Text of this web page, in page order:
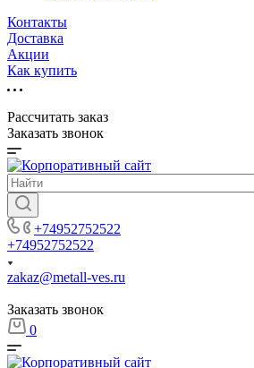
Контакты
Доставка
Акции
Как купить
Рассчитать заказ
Заказать звонок
+74952752522
+74952752522
zakaz@metall-ves.ru
Заказать звонок
0